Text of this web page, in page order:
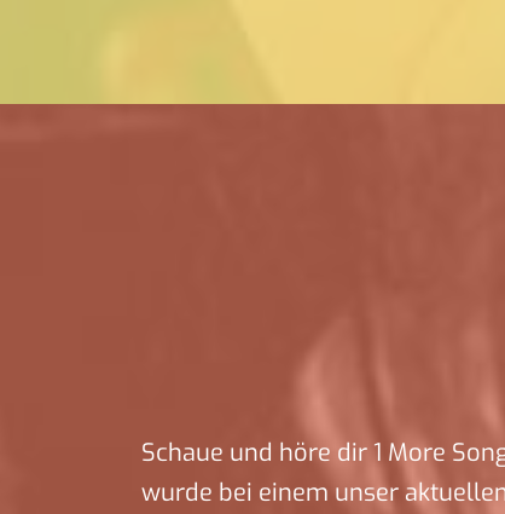
Schaue und höre dir 1 More
wurde bei einem unser